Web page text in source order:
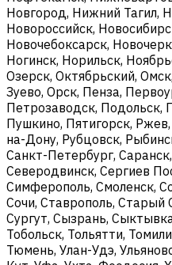
Новгород, Нижний Тагил,
Новороссийск,
Новочебоксарск,
Ногинск, Норильск,
Озерск, Октябрьский,
Зуево, Орск, Пенза,
Петрозаводск, Подольск,
Пушкино, Пятигорск,
на-Дону, Рубцовск,
Санкт-Петербург,
Северодвинск, Сергиев
Симферополь, Смоленск,
Сочи, Ставрополь, Старый
Сургут, Сызрань,
Тобольск, Тольятти,
Тюмень, Улан-Удэ,